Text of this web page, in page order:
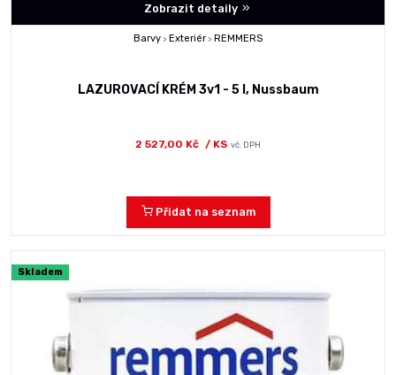
Zobrazit detaily
Barvy>Exteriér>REMMERS
LAZUROVACÍ KRÉM 3v1 - 5 l, Nussbaum
2 527,00 Kč / KS vč. DPH
Přidat na seznam
Skladem